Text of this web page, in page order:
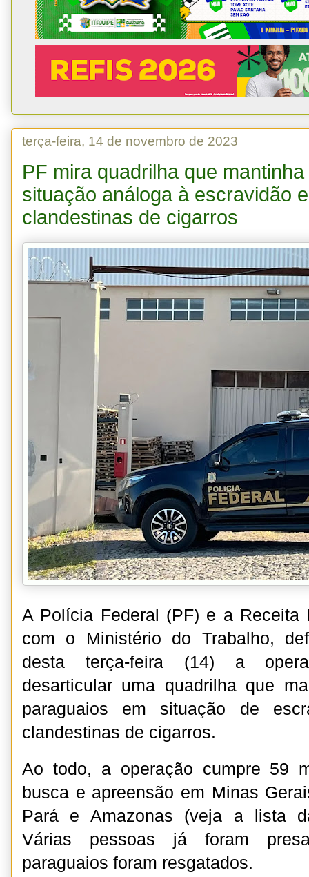
terça-feira, 14 de novembro de 2023
PF mira quadrilha que
situação análoga à escravidão
clandestinas de cigarros
A Polícia Federal (PF) e a Receita
com o Ministério do Trabalho,
desta terça-feira (14) a
desarticular uma quadrilha que
paraguaios em situação de
clandestinas de cigarros.
Ao todo, a operação cumpre 59
busca e apreensão em Minas
Pará e Amazonas (veja a lista
Várias pessoas já foram
paraguaios foram resgatados.